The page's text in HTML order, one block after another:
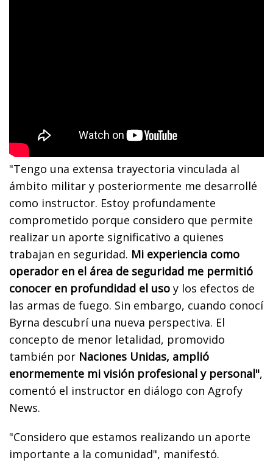
"Tengo una extensa trayectoria vinculada al
ámbito militar y posteriormente me desarrollé
como instructor. Estoy profundamente
comprometido porque considero que permite
realizar un aporte significativo a quienes
trabajan en seguridad. Mi experiencia como
operador en el área de seguridad me permitió
conocer en profundidad el uso y los efectos de
las armas de fuego. Sin embargo, cuando conocí
Byrna descubrí una nueva perspectiva. El
concepto de menor letalidad, promovido
también por Naciones Unidas, amplió
enormemente mi visión profesional y personal",
comentó el instructor en diálogo con Agrofy
News.
"Considero que estamos realizando un aporte
importante a la comunidad", manifestó.